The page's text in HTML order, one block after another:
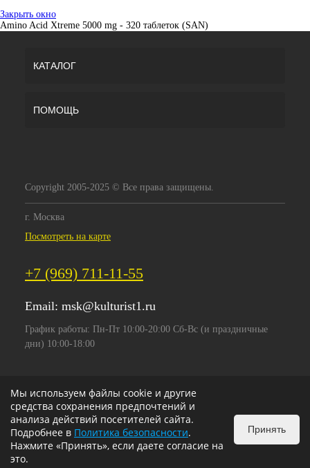
Закрыть окно
Amino Acid Xtreme 5000 mg - 320 таблеток (SAN)
КАТАЛОГ
ПОМОЩЬ
Copyright 2005-2025 © Все права защищены.
г. Москва
Посмотреть на карте
+7 (969) 711-11-55
Email: msk@kulturist1.ru
График работы: Пн-Пт 10:00-20:00 Сб-Вс (и праздничные
дни) 10:00-18:00
Мы используем файлы cookie и другие
средства сохранения предпочтений и
анализа действий посетителей сайта.
Подробнее в Политика безопасности.
Нажмите «Принять», если даете согласие на
это.
Принять